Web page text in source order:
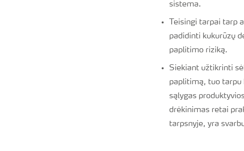
sistema.
Teisingi tarpai tarp
padidinti kukurūzų
paplitimo riziką.
Siekiant užtikrinti
paplitimą, tuo tarpu
sąlygas
drėkinimas retai
tarpsnyje, yra